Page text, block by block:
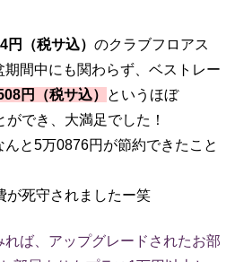
円（税サ込） のクラブフロアス
間中にも関わらず、ベストレー
円（税サ込）
というほぼ
でき、大満足でした！
と5万0876円が節約できたこと
が死守されましたー笑
れば、アップグレードされたお部